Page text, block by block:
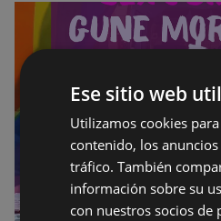
Ese sitio web
Utilizamos cookies
contenido, los
tráfico. También
información sobre su
con nuestros socios de